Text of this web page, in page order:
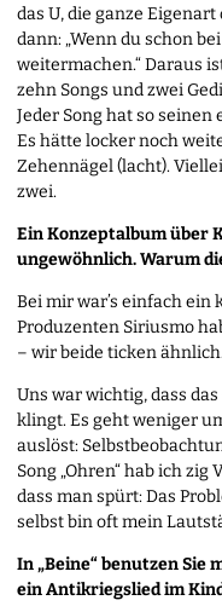
das U, die ganze
dann: „Wenn du schon
weitermachen.“ Daraus
zehn Songs und zwei
Jeder Song hat so
Es hätte locker noch
Zehennägel (lacht).
zwei.
Ein Konzeptalbum über
ungewöhnlich. Warum
Bei mir war’s einfach
Produzenten Siriusmo
– wir beide ticken
Uns war wichtig, dass
klingt. Es geht weniger
auslöst:
Song „Ohren“ hab ich
dass man spürt: Das
selbst bin oft mein
In „Beine“ benutzen
ein Antikriegslied im